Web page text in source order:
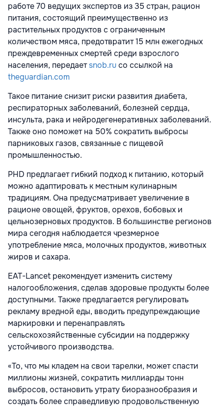
работе 70 ведущих экспертов из 35 стран, рацион
питания, состоящий преимущественно из
растительных продуктов с ограниченным
количеством мяса, предотвратит 15 млн ежегодных
преждевременных смертей среди взрослого
населения, передаетsnob.ruсо ссылкой на
theguardian.com
Такое питание снизит риски развития диабета,
респираторных заболеваний, болезней сердца,
инсульта, рака и нейродегенеративных заболеваний.
Также оно поможет на 50% сократить выбросы
парниковых газов, связанные с пищевой
промышленностью.
PHD предлагает гибкий подход к питанию, который
можно адаптировать к местным кулинарным
традициям. Она предусматривает увеличение в
рационе овощей, фруктов, орехов, бобовых и
цельнозерновых продуктов. В большинстве регионов
мира сегодня наблюдается чрезмерное
употребление мяса, молочных продуктов, животных
жиров и сахара.
EAT-Lancet рекомендует изменить систему
налогообложения, сделав здоровые продукты более
доступными. Также предлагается регулировать
рекламу вредной еды, вводить предупреждающие
маркировки и перенаправлять
сельскохозяйственные субсидии на поддержку
устойчивого производства.
«То, что мы кладем на свои тарелки, может спасти
миллионы жизней, сократить миллиарды тонн
выбросов, остановить утрату биоразнообразия и
создать более справедливую продовольственную